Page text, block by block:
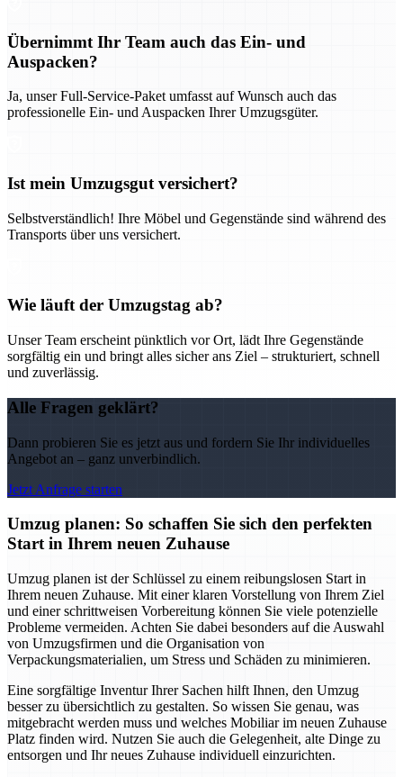
Übernimmt Ihr Team auch das Ein- und
Auspacken?
Ja, unser Full-Service-Paket umfasst auf Wunsch auch das
professionelle Ein- und Auspacken Ihrer Umzugsgüter.
Ist mein Umzugsgut versichert?
Selbstverständlich! Ihre Möbel und Gegenstände sind während des
Transports über uns versichert.
Wie läuft der Umzugstag ab?
Unser Team erscheint pünktlich vor Ort, lädt Ihre Gegenstände
sorgfältig ein und bringt alles sicher ans Ziel – strukturiert, schnell
und zuverlässig.
Alle Fragen geklärt?
Dann probieren Sie es jetzt aus und fordern Sie Ihr individuelles
Angebot an – ganz unverbindlich.
Jetzt Anfrage starten
Umzug planen: So schaffen Sie sich den perfekten
Start in Ihrem neuen Zuhause
Umzug planen ist der Schlüssel zu einem reibungslosen Start in
Ihrem neuen Zuhause. Mit einer klaren Vorstellung von Ihrem Ziel
und einer schrittweisen Vorbereitung können Sie viele potenzielle
Probleme vermeiden. Achten Sie dabei besonders auf die Auswahl
von Umzugsfirmen und die Organisation von
Verpackungsmaterialien, um Stress und Schäden zu minimieren.
Eine sorgfältige Inventur Ihrer Sachen hilft Ihnen, den Umzug
besser zu übersichtlich zu gestalten. So wissen Sie genau, was
mitgebracht werden muss und welches Mobiliar im neuen Zuhause
Platz finden wird. Nutzen Sie auch die Gelegenheit, alte Dinge zu
entsorgen und Ihr neues Zuhause individuell einzurichten.